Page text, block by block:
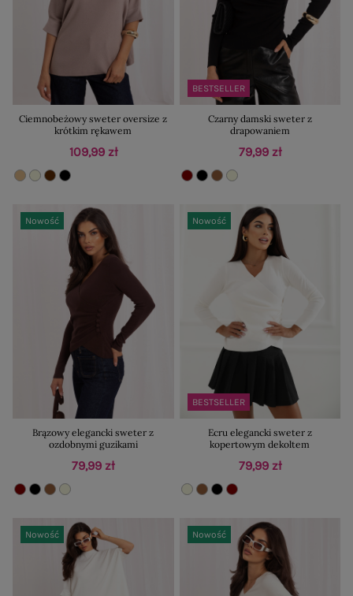
Ciemnobeżowy sweter oversize z
krótkim rękawem
109,99 zł
BESTSELLER
Czarny damski sweter z
drapowaniem
79,99 zł
Nowość
Brązowy elegancki sweter z
ozdobnymi guzikami
79,99 zł
BESTSELLER
Nowość
Ecru elegancki sweter z
kopertowym dekoltem
79,99 zł
Nowość Nowość